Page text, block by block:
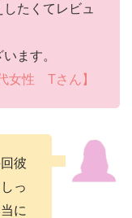
たくてレビュ
ます。
女性 Tさん】
彼
っ
に